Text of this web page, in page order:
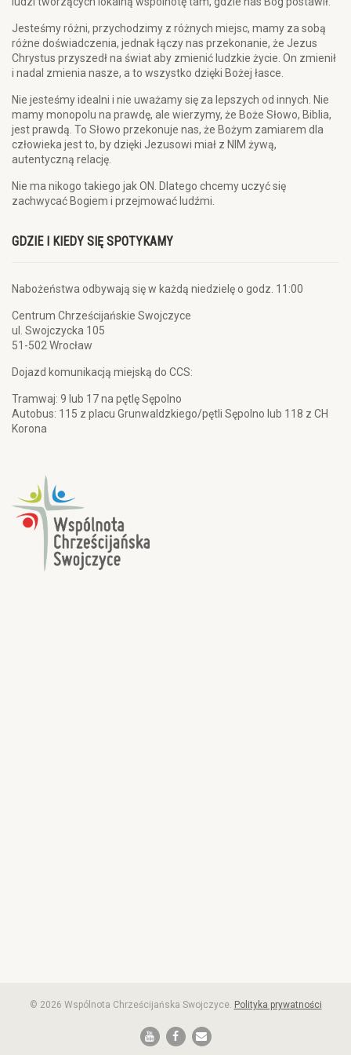
Jesteśmy różni, przychodzimy z różnych miejsc, mamy za sobą
różne doświadczenia, jednak łączy nas przekonanie, że Jezus
Chrystus przyszedł na świat aby zmienić ludzkie życie. On zmienił
i nadal zmienia nasze, a to wszystko dzięki Bożej łasce.
Nie jesteśmy idealni i nie uważamy się za lepszych od innych. Nie
mamy monopolu na prawdę, ale wierzymy, że Boże Słowo, Biblia,
jest prawdą. To Słowo przekonuje nas, że Bożym zamiarem dla
człowieka jest to, by dzięki Jezusowi miał z NIM żywą,
autentyczną relację.
Nie ma nikogo takiego jak ON. Dlatego chcemy uczyć się
zachwycać Bogiem i przejmować ludźmi.
GDZIE I KIEDY SIĘ SPOTYKAMY
Nabożeństwa odbywają się w każdą niedzielę o godz. 11:00
Centrum Chrześcijańskie Swojczyce
ul. Swojczycka 105
51-502 Wrocław
Dojazd komunikacją miejską do CCS:
Tramwaj: 9 lub 17 na pętlę Sępolno
Autobus: 115 z placu Grunwaldzkiego/pętli Sępolno lub 118 z CH
Korona
© 2026 Wspólnota Chrześcijańska Swojczyce. Polityka prywatności